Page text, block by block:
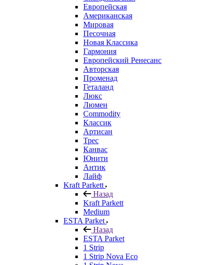
Европейская
Американская
Мировая
Песочная
Новая Классика
Гармония
Европейский Ренесанс
Авторская
Променад
Геталанд
Люкс
Люмен
Commodity
Классик
Артисан
Трес
Канвас
Юнити
Антик
Лайф
Kraft Parkett
Назад
Kraft Parkett
Medium
ESTA Parket
Назад
ESTA Parket
1 Strip
1 Strip Nova Eco